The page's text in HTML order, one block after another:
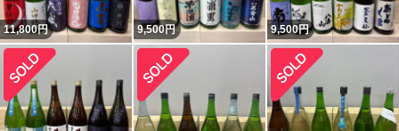
11,800円 9,500円 9,500円